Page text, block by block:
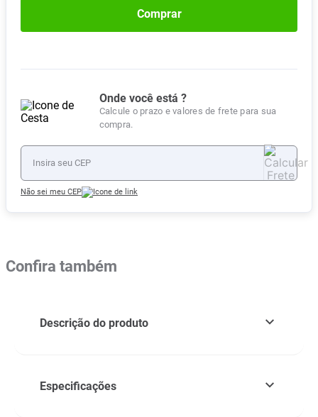
Comprar
Onde você está ?
Calcule o prazo e valores de frete para sua
compra.
Não sei meu CEP
Confira também
Descrição do produto
Especificações